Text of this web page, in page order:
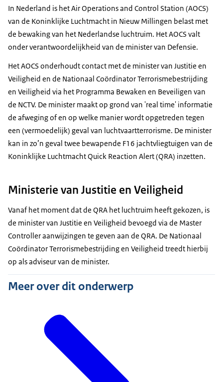
In Nederland is hetAir Operations and Control Station (AOCS)
van de Koninklijke Luchtmacht in Nieuw Millingen belast met
de bewaking van het Nederlandse luchtruim. HetAOCS valt
onder verantwoordelijkheid van de minister van Defensie.
HetAOCS onderhoudt contact met de minister van Justitie en
Veiligheid en de Nationaal Coördinator Terrorismebestrijding
en Veiligheid via het Programma Bewaken en Beveiligen van
de NCTV. De minister maakt op grond van 'real time' informatie
de afweging of en op welke manier wordt opgetreden tegen
een (vermoedelijk) geval van luchtvaartterrorisme. De minister
kan in zo’n geval twee bewapende F16 jachtvliegtuigen van de
Koninklijke LuchtmachtQuick Reaction Alert(QRA) inzetten.
Ministerie van Justitie en Veiligheid
Vanaf het moment dat de QRA het luchtruim heeft gekozen, is
de minister van Justitie en Veiligheid bevoegd via de Master
Controlleraanwijzingen te geven aan de QRA. De Nationaal
Coördinator Terrorismebestrijding en Veiligheid treedt hierbij
op als adviseur van de minister.
Meer over dit onderwerp